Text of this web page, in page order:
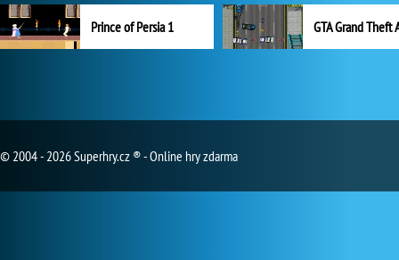
Prince of Persia 1 GTA Grand Theft
© 2004 - 2026 Superhry.cz ® - Online hry zdarma